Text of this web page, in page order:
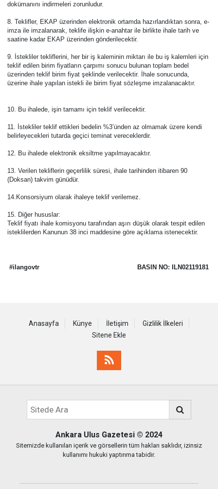
dokümanını indirmeleri zorunludur.
8. Teklifler, EKAP üzerinden elektronik ortamda hazırlandıktan sonra, e-
imza ile imzalanarak, teklife ilişkin e-anahtar ile birlikte ihale tarih ve
saatine kadar EKAP üzerinden gönderilecektir.
9. İstekliler tekliflerini, her bir iş kaleminin miktarı ile bu iş kalemleri için
teklif edilen birim fiyatların çarpımı sonucu bulunan toplam bedel
üzerinden teklif birim fiyat şeklinde verilecektir. İhale sonucunda,
üzerine ihale yapılan istekli ile birim fiyat sözleşme imzalanacaktır.
10. Bu ihalede, işin tamamı için teklif verilecektir.
11. İstekliler teklif ettikleri bedelin %3’ünden az olmamak üzere kendi
belirleyecekleri tutarda geçici teminat vereceklerdir.
12. Bu ihalede elektronik eksiltme yapılmayacaktır.
13. Verilen tekliflerin geçerlilik süresi, ihale tarihinden itibaren 90
(Doksan) takvim günüdür.
14.Konsorsiyum olarak ihaleye teklif verilemez.
15. Diğer hususlar:
Teklif fiyatı ihale komisyonu tarafından aşırı düşük olarak tespit edilen
isteklilerden Kanunun 38 inci maddesine göre açıklama istenecektir.
#ilangovtr BASIN NO: ILN02119181
Anasayfa Künye İletişim
Gizlilik İlkeleri
Sitene Ekle
Ankara Ulus Gazetesi © 2024
Sitemizde kullanılan içerik ve görsellerin tüm hakları saklıdır, izinsiz
kullanımı hukuki yaptırıma tabidir.